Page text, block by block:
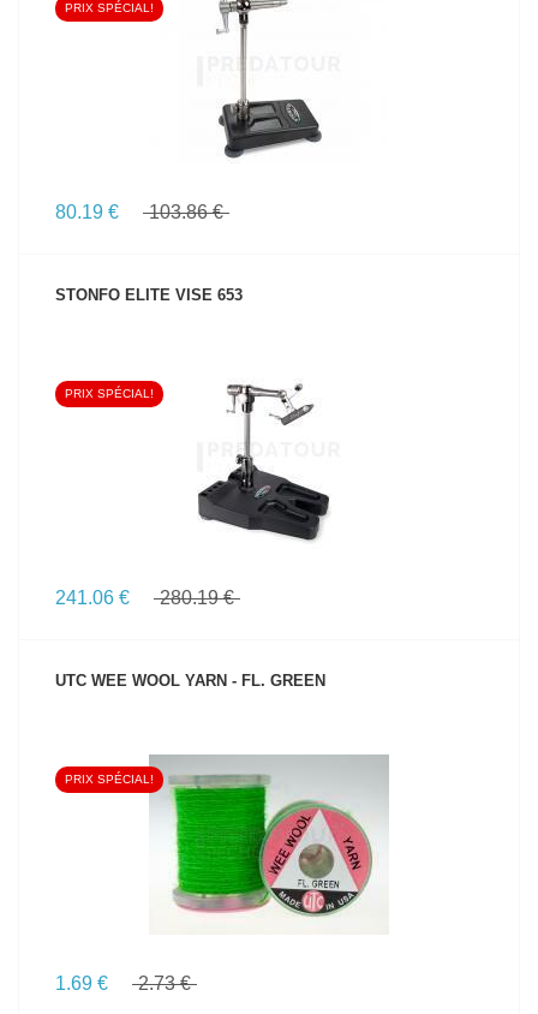
VOIR LE PRODUIT
PRIX SPÉCIAL!
80.19 € 103.86 €
STONFO ELITE VISE 653
VOIR LE PRODUIT
PRIX SPÉCIAL!
241.06 € 280.19 €
UTC WEE WOOL YARN - FL. GREEN
VOIR LE PRODUIT
PRIX SPÉCIAL!
1.69 € 2.73 €